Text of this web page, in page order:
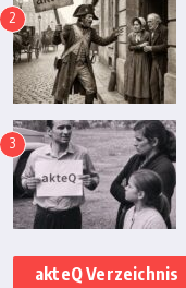
2
3
akteQ Verzeichnis